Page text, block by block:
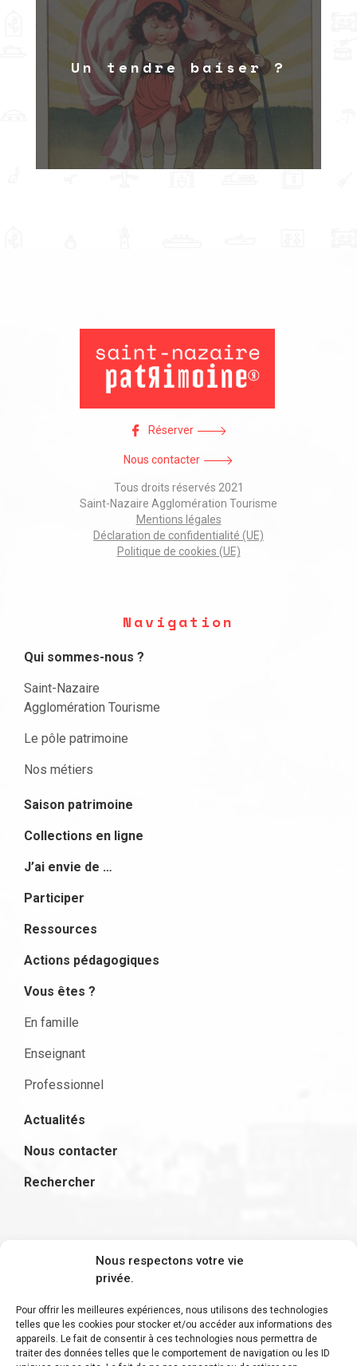
Nous respectons votre vie
privée.
Pour offrir les meilleures expériences, nous utilisons des technologies
telles que les cookies pour stocker et/ou accéder aux informations des
appareils. Le fait de consentir à ces technologies nous permettra de
traiter des données telles que le comportement de navigation ou les ID
Un tendre baiser ?
Réserver
Nous contacter
Tous droits réservés 2021
Saint-Nazaire Agglomération Tourisme
Mentions légales
Déclaration de confidentialité (UE)
Politique de cookies (UE)
Navigation
Qui sommes-nous ?
Saint-Nazaire
Agglomération Tourisme
Le pôle patrimoine
Nos métiers
Saison patrimoine
Collections en ligne
J’ai envie de …
Participer
Ressources
Actions pédagogiques
Vous êtes ?
En famille
Enseignant
Professionnel
Actualités
Nous contacter
Rechercher
S'inscrire à la newsletter
Restez informé des derniers ajouts et des